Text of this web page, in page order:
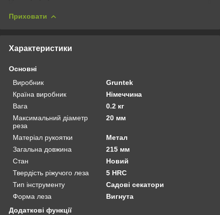
Приховати
Характеристики
Основні
Виробник
Gruntek
Країна виробник
Німеччина
Вага
0.2 кг
Максимальний діаметр
реза
20 мм
Матеріал рукоятки
Метал
Загальна довжина
215 мм
Стан
Новий
Твердість ріжучого леза
5 HRC
Тип інструменту
Садові секатори
Форма леза
Вигнута
Додаткові функції